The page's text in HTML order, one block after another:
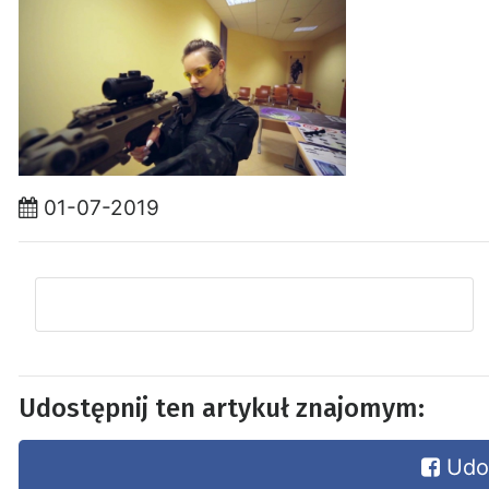
01-07-2019
Udostępnij ten artykuł znajomym: